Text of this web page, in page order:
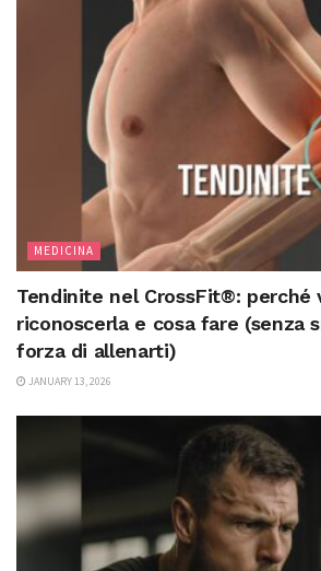
MEDICINA
Tendinite nel CrossFit®: perché
riconoscerla e cosa fare (senza
forza di allenarti)
JANUARY 13, 2026